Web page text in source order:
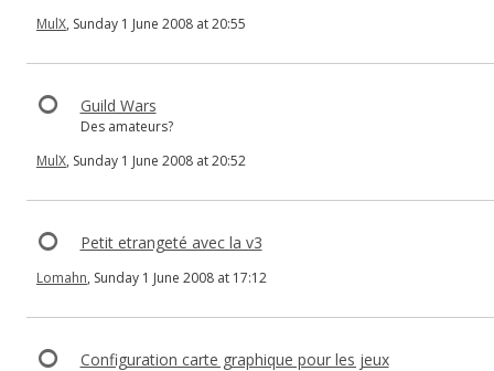
MulX, Sunday 1 June 2008 at 20:55
Guild Wars
Des amateurs?
MulX, Sunday 1 June 2008 at 20:52
Petit etrangeté avec la v3
Lomahn, Sunday 1 June 2008 at 17:12
Configuration carte graphique pour les jeux